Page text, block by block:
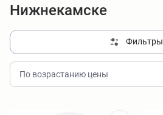
Нижнекамске
Фильтры
По возрастанию цены